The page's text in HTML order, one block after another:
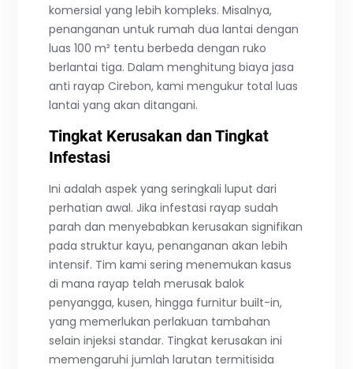
komersial yang lebih kompleks. Misalnya,
penanganan untuk rumah dua lantai dengan
luas 100 m² tentu berbeda dengan ruko
berlantai tiga. Dalam menghitung biaya jasa
anti rayap Cirebon, kami mengukur total luas
lantai yang akan ditangani.
Tingkat Kerusakan dan Tingkat
Infestasi
Ini adalah aspek yang seringkali luput dari
perhatian awal. Jika infestasi rayap sudah
parah dan menyebabkan kerusakan signifikan
pada struktur kayu, penanganan akan lebih
intensif. Tim kami sering menemukan kasus
di mana rayap telah merusak balok
penyangga, kusen, hingga furnitur built-in,
yang memerlukan perlakuan tambahan
selain injeksi standar. Tingkat kerusakan ini
memengaruhi jumlah larutan termitisida